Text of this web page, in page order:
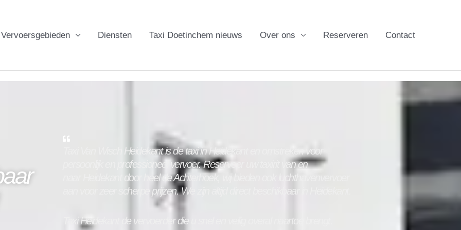
Vervoersgebieden Diensten Taxi Doetinchem nieuws Over ons Reserveren Contact
Taxi Van Wisch Heidekant is de taxi inHeidekant
en omstreken voor
persoonlijk en professioneel vervoer. Reserveer uw taxirit van en
door heel de Achterhoek, wij bieden ook luchthavenvervoer
aan voor zeer scherpe prijzen. We zijn altijd direct beschikbaar in
TaxiHeidekant de vervoerder die u snel en veilig overal naartoe brengt.